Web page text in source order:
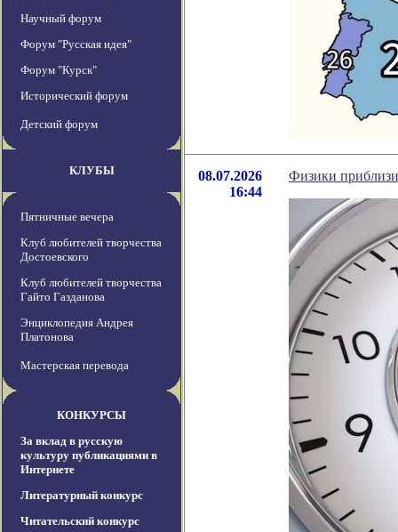
Научный форум
Форум "Русская идея"
Форум "Курск"
Исторический форум
Детский форум
КЛУБЫ
Пятничные вечера
Клуб любителей творчества
Достоевского
Клуб любителей творчества
Гайто Газданова
Энциклопедия Андрея
Платонова
Мастерская перевода
КОНКУРСЫ
За вклад в русскую
культуру публикациями в
Интернете
Литературный конкурс
Читательский конкурс
08.07.2026
16:44
Физики